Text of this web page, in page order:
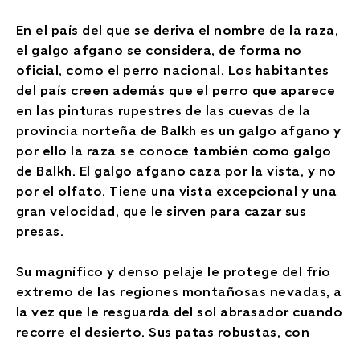
En el país del que se deriva el nombre de la raza,
el galgo afgano se considera, de forma no
oficial, como el perro nacional. Los habitantes
del país creen además que el perro que aparece
en las pinturas rupestres de las cuevas de la
provincia norteña de Balkh es un galgo afgano y
por ello la raza se conoce también como galgo
de Balkh. El galgo afgano caza por la vista, y no
por el olfato. Tiene una vista excepcional y una
gran velocidad, que le sirven para cazar sus
presas.
Su magnífico y denso pelaje le protege del frío
extremo de las regiones montañosas nevadas, a
la vez que le resguarda del sol abrasador cuando
recorre el desierto. Sus patas robustas, con